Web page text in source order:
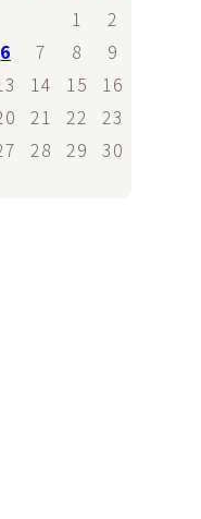
1
2
6 7 8
9
14 15
16
21 22
23
28 29
30